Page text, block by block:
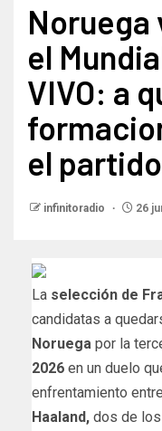
Noruega
el
VIVO: a
el
infinitoradio 26
La selección de
candidatas a
Noruega por la
2026 en un duelo
enfrentamiento entre
Haaland, dos de